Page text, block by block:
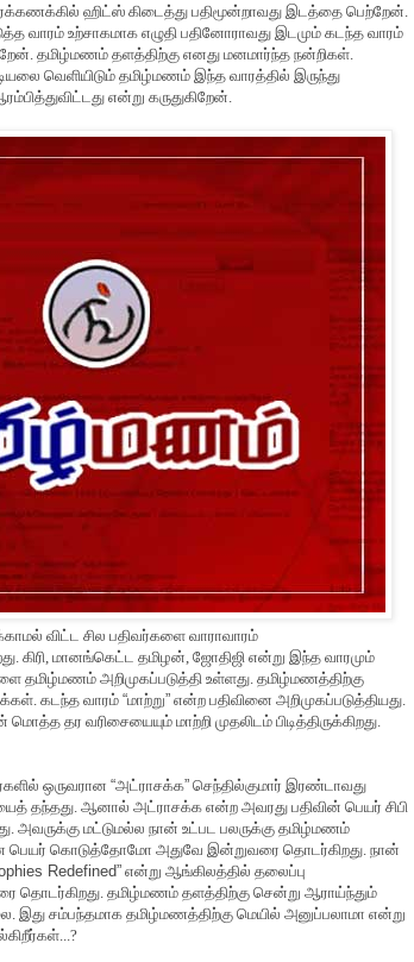
ஹிட்ஸ் கிடைத்து பதிமூன்றாவது இடத்தை பெற்றேன்.
வாரம் உற்சாகமாக எழுதி பதினோராவது இடமும் கடந்த வாரம்
தமிழ்மணம் தளத்திற்கு எனது மனமார்ந்த நன்றிகள்.
வெளியிடும் தமிழ்மணம் இந்த வாரத்தில் இருந்து
என்று கருதுகிறேன்.
விட்ட சில பதிவர்களை வாராவாரம்
கிரி, மானங்கெட்ட தமிழன், ஜோதிஜி என்று இந்த வாரமும்
தமிழ்மணம் அறிமுகப்படுத்தி உள்ளது. தமிழ்மணத்திற்கு
கடந்த வாரம் “மாற்று” என்ற பதிவினை அறிமுகப்படுத்தியது.
தர வரிசையையும் மாற்றி முதலிடம் பிடித்திருக்கிறது.
ஒருவரான “அட்ராசக்க” செந்தில்குமார் இரண்டாவது
தந்தது. ஆனால் அட்ராசக்க என்ற அவரது பதிவின் பெயர் சிபி
அவருக்கு மட்டுமல்ல நான் உட்பட பலருக்கு தமிழ்மணம்
கொடுத்தோமோ அதுவே இன்றுவரை தொடர்கிறது. நான்
Redefined” என்று ஆங்கிலத்தில் தலைப்பு
தொடர்கிறது. தமிழ்மணம் தளத்திற்கு சென்று ஆராய்ந்தும்
இது சம்பந்தமாக தமிழ்மணத்திற்கு மெயில் அனுப்பலாமா என்று